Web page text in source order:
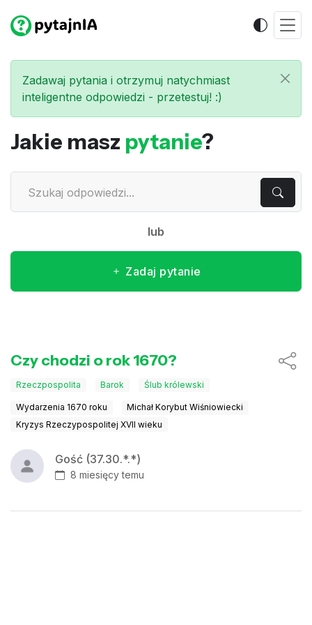
Zadawaj pytania i otrzymuj natychmiast
inteligentne odpowiedzi - przetestuj! :)
Jakie masz pytanie?
lub
Zadaj pytanie
Czy chodzi o rok 1670?
Rzeczpospolita Barok Ślub królewski
Wydarzenia 1670 roku
Michał Korybut Wiśniowiecki
Kryzys Rzeczypospolitej XVII wieku
Gość (37.30.*.*)
8 miesięcy temu